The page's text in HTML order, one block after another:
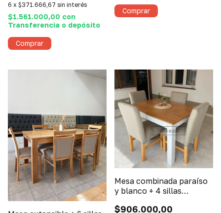
6 x $371.666,67 sin interés
$1.561.000,00 con
Transferencia o depósito
Mesa combinada paraíso
y blanco + 4 sillas
$906.000,00